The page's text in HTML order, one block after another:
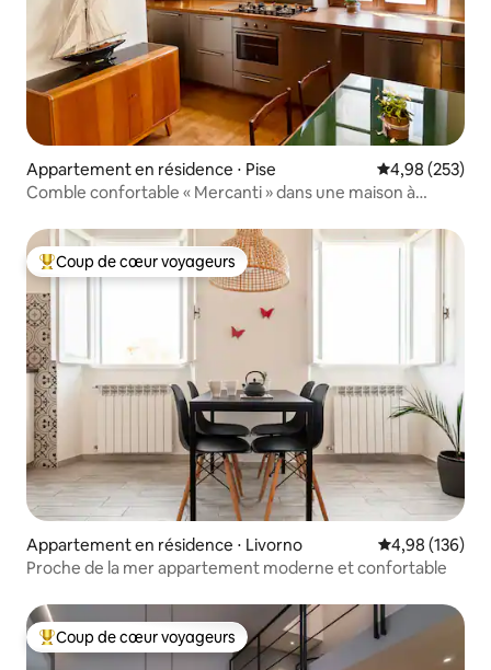
Appartement en résidence ⋅ Pise Évaluation
4,98 (253)
Comble confortable « Mercanti » dans une maison à
Coups de cœur voyageurs les plus appréciés
Coup de cœur voyageurs
Appartement en résidence ⋅ Livorno Évaluation
4,98 (136)
Proche de la mer appartement moderne et confortable
Coups de cœur voyageurs les plus appréciés
Coup de cœur voyageurs